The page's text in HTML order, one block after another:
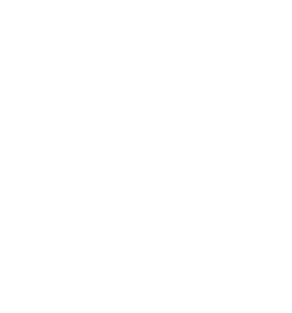
стульев. Перейдите в каталог и